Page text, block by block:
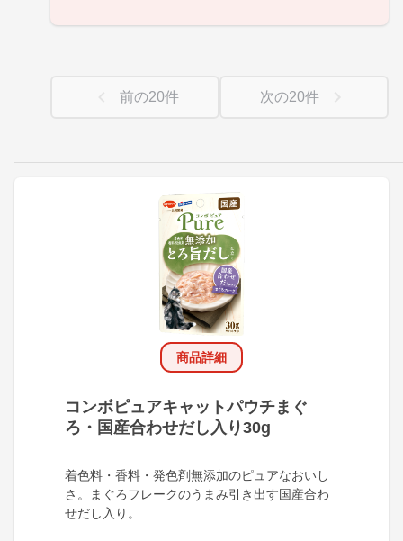
商品詳細
コンボピュアキャットパウチまぐ
ろ・国産合わせだし入り30g
着色料・香料・発色剤無添加のピュアなおいし
さ。まぐろフレークのうまみ引き出す国産合わ
せだし入り。
前の20件 次の20件